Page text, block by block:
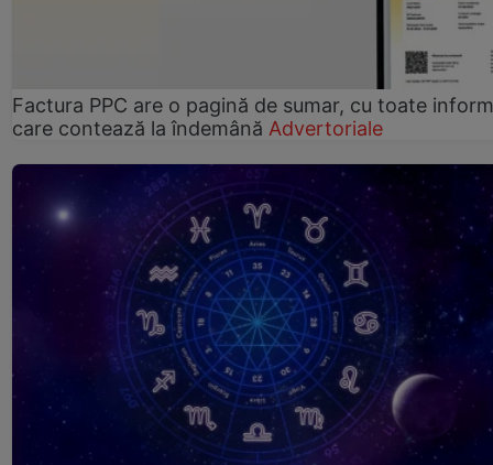
Factura PPC are o pagină de sumar, cu toate
care contează la îndemână Advertoriale